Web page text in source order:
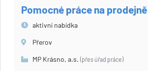
Pomocné práce na prodejně
aktivní nabídka
Přerov
MP Krásno, a.s. (přes úřad práce)